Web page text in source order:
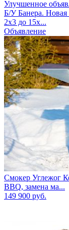
Улучшенное
Б/У Банера. Новая
2х3 до 15х...
Объявление
Смокер Углежог
BBQ, замена ма...
149 900 руб.